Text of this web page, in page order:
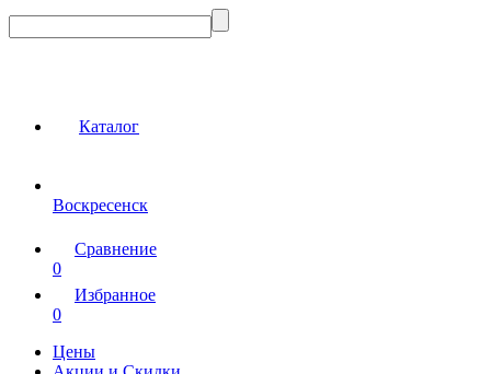
Каталог
Воскресенск
Сравнение
0
Избранное
0
Цены